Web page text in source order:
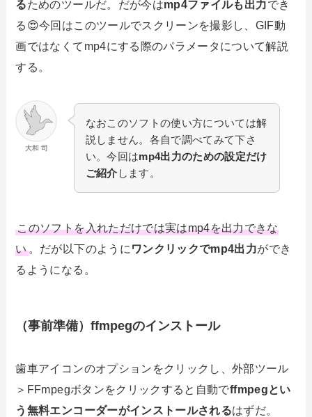
るためのツールだ。だが今はmp4ファイルも出力でき
る😍今回はこのツールでスクリーンを撮影し、GIF動
画ではなくてmp4にする際のパラメータについて解説
する。
大和 司
なおこのソフトの使い方については解
説しません。各自で調べてみて下さ
い。今回はmp4出力のための設定だけ
ご紹介 します。
このソフトを入れただけでは実はmp4を出力できな
い。だが以下のように ワンクリックでmp4出力ができ
るようになる。
（事前準備）ffmpegのインストール
歯車アイコンのオプションをクリックし、外部ツール
＞FFmpegボタンをクリックすると自動でffmpegとい
う無料エンコーダーがインストールされるはずだ。